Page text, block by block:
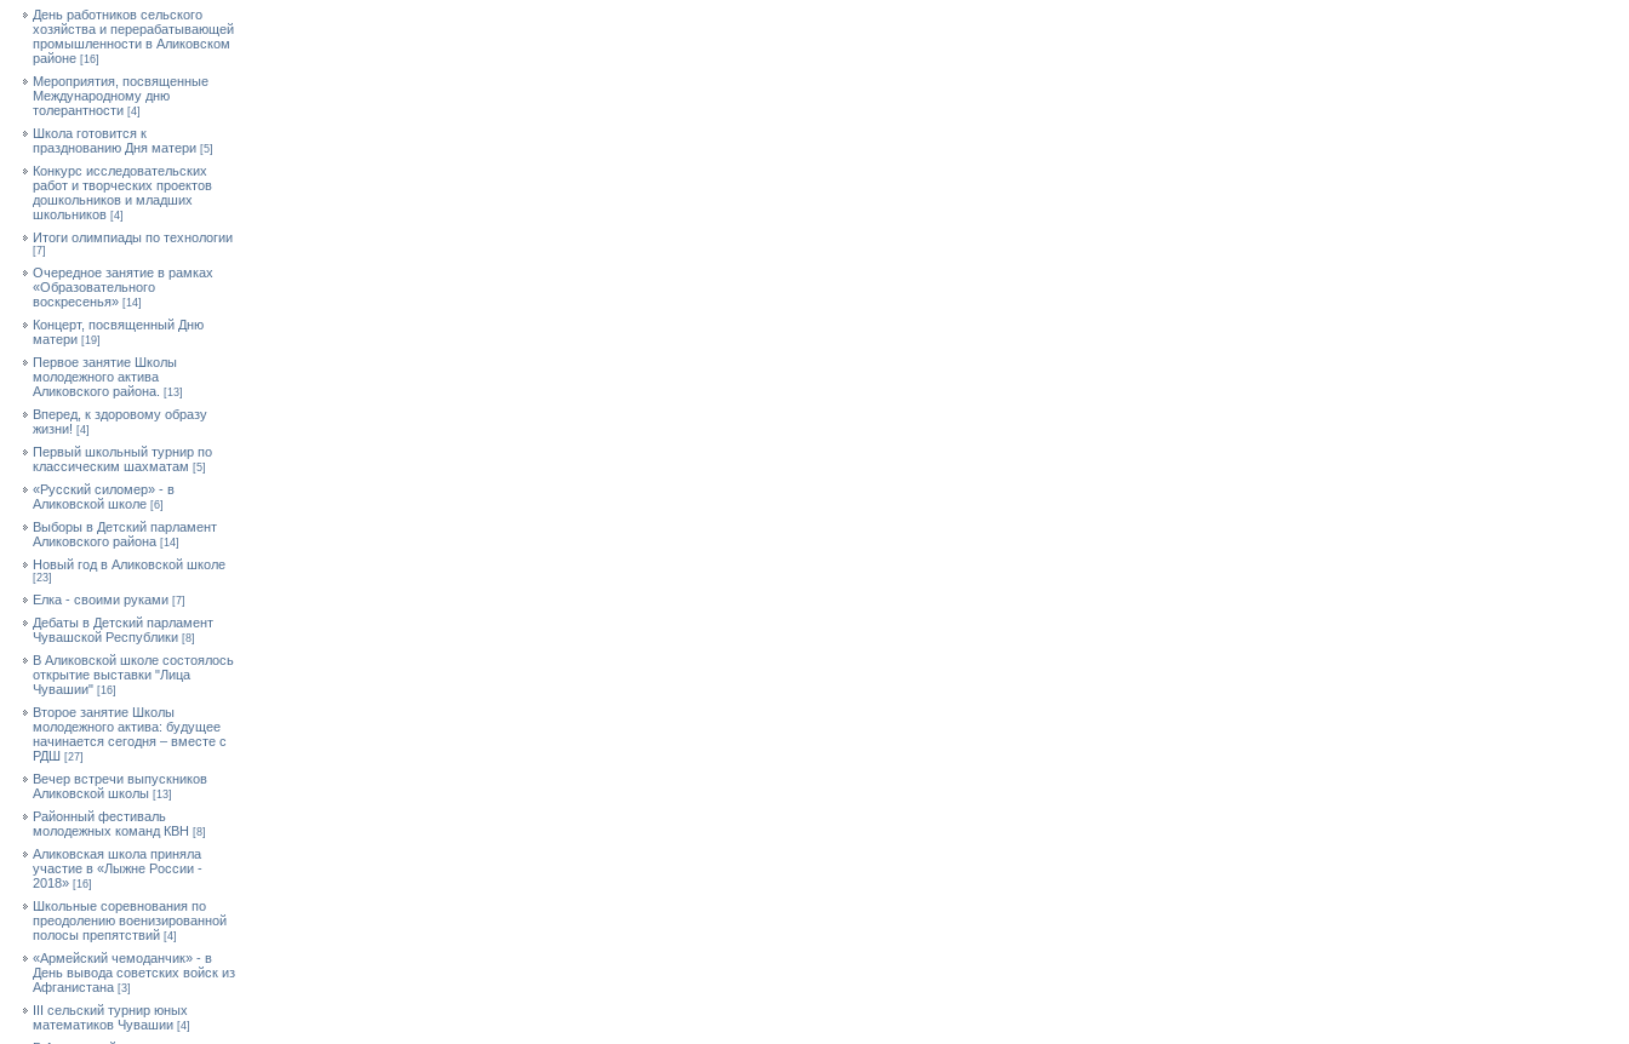
День работников сельского
хозяйства и перерабатывающей
промышленности в Аликовском
районе [16]
Мероприятия, посвященные
Международному дню
толерантности [4]
Школа готовится к
празднованию Дня матери [5]
Конкурс исследовательских
работ и творческих проектов
дошкольников и младших
школьников [4]
Итоги олимпиады по технологии
[7]
Очередное занятие в рамках
«Образовательного
воскресенья» [14]
Концерт, посвященный Дню
матери [19]
Первое занятие Школы
молодежного актива
Аликовского района.
[13]
Вперед, к здоровому образу
жизни! [4]
Первый школьный турнир по
классическим шахматам [5]
«Русский силомер» - в
Аликовской школе [6]
Выборы в Детский парламент
Аликовского района [14]
Новый год в Аликовской школе
[23]
Елка - своими руками [7]
Дебаты в Детский парламент
Чувашской Республики [8]
В Аликовской школе состоялось
открытие выставки "Лица
Чувашии" [16]
Второе занятие Школы
молодежного актива: будущее
начинается сегодня – вместе с
РДШ [27]
Вечер встречи выпускников
Аликовской школы [13]
Районный фестиваль
молодежных команд КВН [8]
Аликовская школа приняла
участие в «Лыжне России -
2018» [16]
Школьные соревнования по
преодолению военизированной
полосы препятствий [4]
«Армейский чемоданчик» - в
День вывода советских войск из
Афганистана [3]
III сельский турнир юных
математиков Чувашии [4]